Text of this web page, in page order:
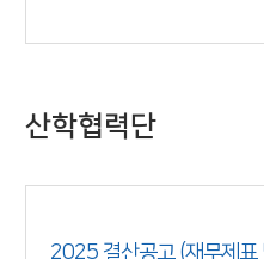
산학협력단
2025 결산공고 (재무제표